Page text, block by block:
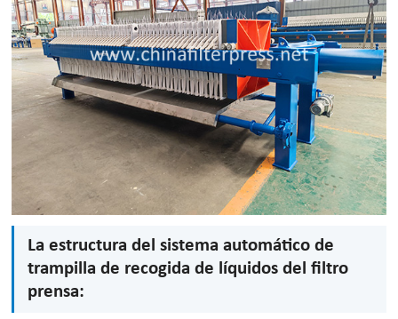
La estructura del sistema automático de
trampilla de recogida de líquidos del filtro
prensa: